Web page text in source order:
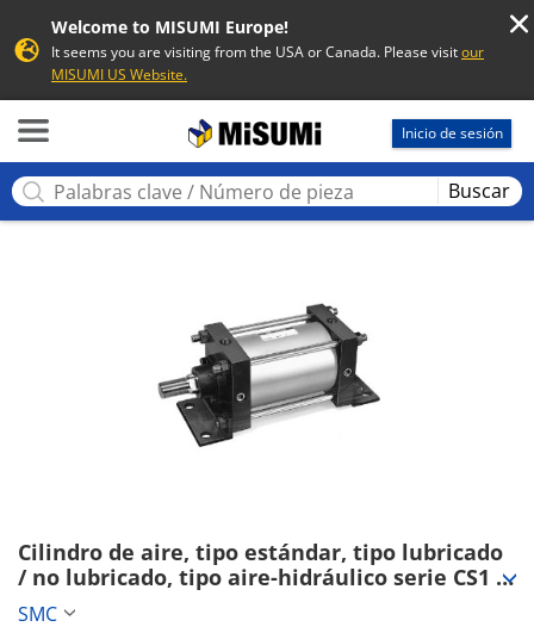
Welcome to MISUMI Europe!
It seems you are visiting from the USA or Canada. Please visitour
MISUMI US Website.
Inicio de sesión
Buscar
Cilindro de aire, tipo estándar, tipo lubricado
/ no lubricado, tipo aire-hidráulico serie CS1
(CS1FN125-530N)
SMC